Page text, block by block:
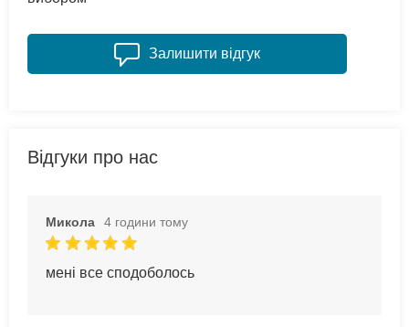
Залишити відгук
Відгуки про нас
Микола 4 години тому
мені все сподоболось